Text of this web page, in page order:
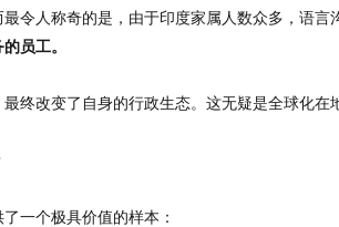
令人称奇的是，由于印度家属人数众多，语言
员工。
终改变了自身的行政生态。这无疑是全球化在
一个极具价值的样本：